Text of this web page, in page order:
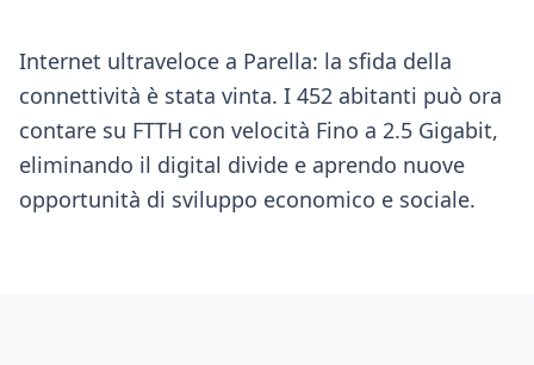
Internet ultraveloce a Parella: la sfida della
connettività è stata vinta. I 452 abitanti può ora
contare su FTTH con velocità Fino a 2.5 Gigabit,
eliminando il digital divide e aprendo nuove
opportunità di sviluppo economico e sociale.